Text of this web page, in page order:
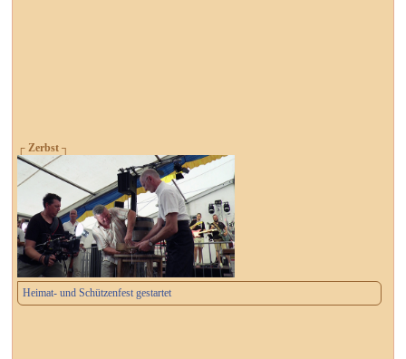
┌ Zerbst ┐
Heimat- und Schützenfest gestartet